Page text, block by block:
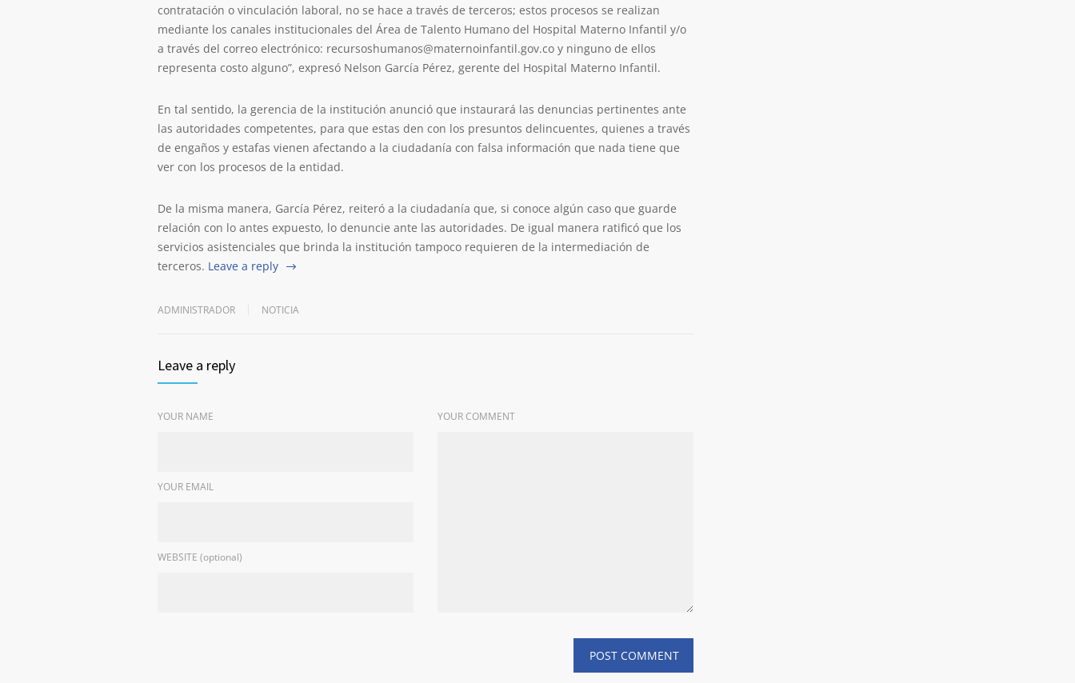
contratación o vinculación laboral, no se hace a través de terceros; estos procesos se realizan
mediante los canales institucionales del Área de Talento Humano del Hospital Materno Infantil y/o
a través del correo electrónico: recursoshumanos@maternoinfantil.gov.co y ninguno de ellos
representa costo alguno”, expresó Nelson García Pérez, gerente del Hospital Materno Infantil.
En tal sentido, la gerencia de la institución anunció que instaurará las denuncias pertinentes ante
las autoridades competentes, para que estas den con los presuntos delincuentes, quienes a través
de engaños y estafas vienen afectando a la ciudadanía con falsa información que nada tiene que
ver con los procesos de la entidad.
De la misma manera, García Pérez, reiteró a la ciudadanía que, si conoce algún caso que guarde
relación con lo antes expuesto, lo denuncie ante las autoridades. De igual manera ratificó que los
servicios asistenciales que brinda la institución tampoco requieren de la intermediación de
terceros. Leave a reply
ADMINISTRADOR NOTICIA
Leave a reply
YOUR NAME
YOUR EMAIL
WEBSITE (optional)
YOUR COMMENT